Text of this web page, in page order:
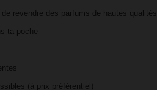
revendre des parfums de hautes qualités.
ta poche
(à prix préférentiel)